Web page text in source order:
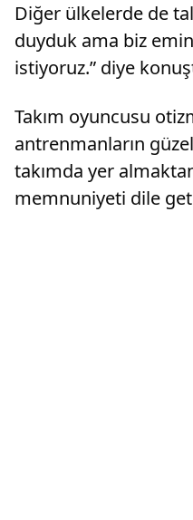
Diğer ülkelerde de
duyduk ama biz
istiyoruz.” diye
Takım oyuncusu
antrenmanların
takımda yer
memnuniyeti dile